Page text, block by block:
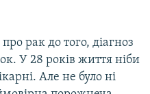
рак до того, діагноз
У 28 років життя ніби
Але не було ні